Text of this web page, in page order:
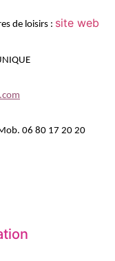
de loisirs : site web
06 80 17 20 20